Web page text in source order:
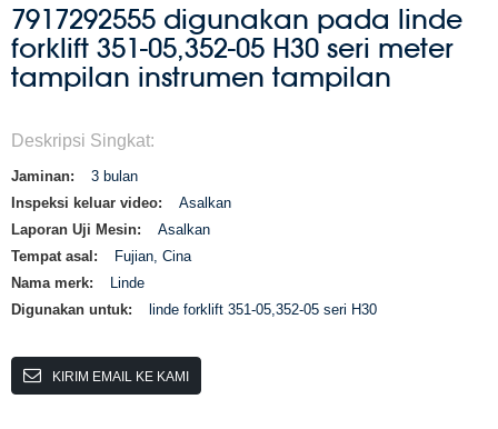
7917292555 digunakan pada linde
forklift 351-05,352-05 H30 seri meter
tampilan instrumen tampilan
Deskripsi Singkat:
Jaminan:
3 bulan
Inspeksi keluar video:
Asalkan
Laporan Uji Mesin:
Asalkan
Tempat asal:
Fujian, Cina
Nama merk:
Linde
Digunakan untuk:
linde forklift 351-05,352-05 seri H30
KIRIM EMAIL KE KAMI